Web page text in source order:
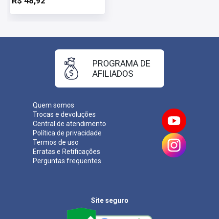
Mais informações sobre o concurso Câmara de Cachoeirinha
- RS 2023:
Inscrições:De 14/11/2023 a 13/12/2023
R$ 3.516,77
Taxa de Inscrição:R$ 90,00
14/01/2024
Fundatec
Quem somos
Trocas e devoluções
Central de atendimento
Política de privacidade
Termos de uso
Erratas e Retificações
Perguntas frequentes
PROGRAMA DE
AFILIADOS
Site seguro